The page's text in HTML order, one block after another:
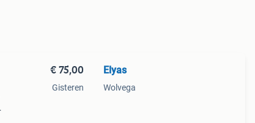
€ 75,00
Gisteren
Elyas
Wolvega